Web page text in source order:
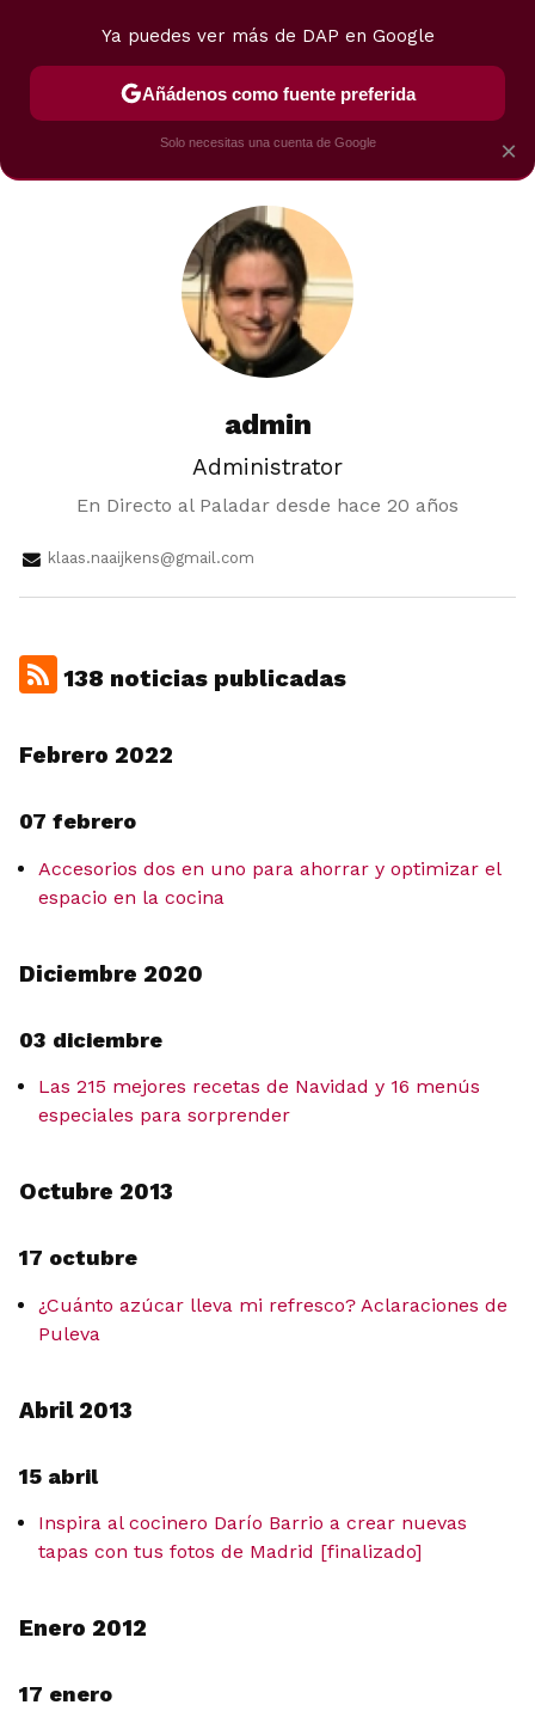
POSTRES VIAJES SELECCIÓN VEGUI
admin
Administrator
En Directo al Paladar desde hace 20 años
klaas.naaijkens@gmail.com
138 noticias publicadas
Febrero 2022
07 febrero
Accesorios dos en uno para ahorrar y optimizar el
espacio en la cocina
Diciembre 2020
03 diciembre
Las 215 mejores recetas de Navidad y 16 menús
especiales para sorprender
Octubre 2013
17 octubre
¿Cuánto azúcar lleva mi refresco? Aclaraciones de
Puleva
Abril 2013
15 abril
Inspira al cocinero Darío Barrio a crear nuevas
tapas con tus fotos de Madrid [finalizado]
Enero 2012
17 enero
×
Ya puedes ver más de DAP en Google
Añádenos como fuente preferida
Solo necesitas una cuenta de Google